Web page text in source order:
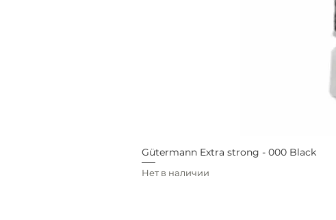
Gütermann Extra strong - 000 Black
Нет в наличии